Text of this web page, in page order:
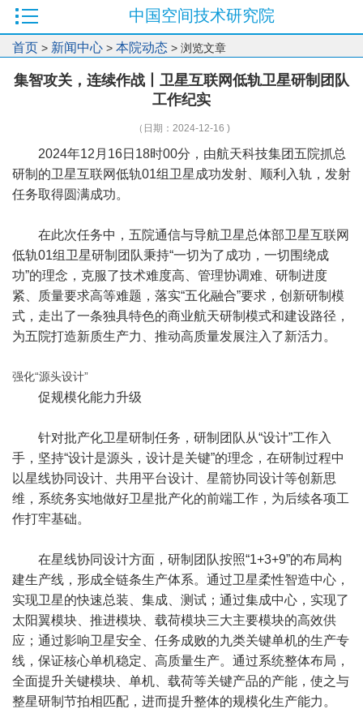
中国空间技术研究院
首页 > 新闻中心 > 本院动态 > 浏览文章
集智攻关，连续作战丨卫星互联网低轨卫星研制团队
工作纪实
（日期：2024-12-16 )
2024年12月16日18时00分，由航天科技集团五院抓总
研制的卫星互联网低轨01组卫星成功发射、顺利入轨，发射
任务取得圆满成功。
在此次任务中，五院通信与导航卫星总体部卫星互联网
低轨01组卫星研制团队秉持“一切为了成功，一切围绕成
功”的理念，克服了技术难度高、管理协调难、研制进度
紧、质量要求高等难题，落实“五化融合”要求，创新研制模
式，走出了一条独具特色的商业航天研制模式和建设路径，
为五院打造新质生产力、推动高质量发展注入了新活力。
强化“源头设计”
促规模化能力升级
针对批产化卫星研制任务，研制团队从“设计”工作入
手，坚持“设计是源头，设计是关键”的理念，在研制过程中
以星线协同设计、共用平台设计、星箭协同设计等创新思
维，系统务实地做好卫星批产化的前端工作，为后续各项工
作打牢基础。
在星线协同设计方面，研制团队按照“1+3+9”的布局构
建生产线，形成全链条生产体系。通过卫星柔性智造中心，
实现卫星的快速总装、集成、测试；通过集成中心，实现了
太阳翼模块、推进模块、载荷模块三大主要模块的高效供
应；通过影响卫星安全、任务成败的九类关键单机的生产专
线，保证核心单机稳定、高质量生产。通过系统整体布局，
全面提升关键模块、单机、载荷等关键产品的产能，使之与
整星研制节拍相匹配，进而提升整体的规模化生产能力。